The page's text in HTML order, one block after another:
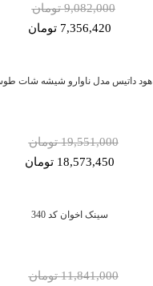
9,082,000 تومان
7,356,420 تومان
هود داتیس مدل ناوارو شیشه شات
19,551,000 تومان
18,573,450 تومان
سینک اخوان کد 340
11,841,000 تومان